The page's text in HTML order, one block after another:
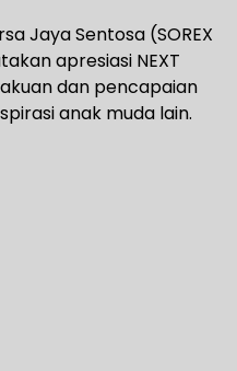
Jaya Sentosa (SOREX
apresiasi NEXT
dan pencapaian
anak muda lain.